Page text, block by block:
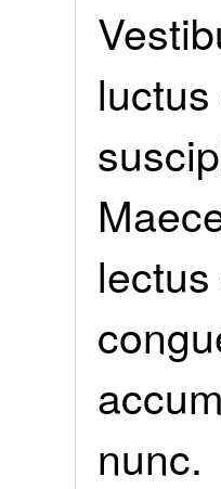
nunc.